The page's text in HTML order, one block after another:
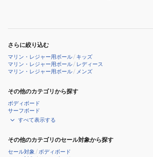
さらに絞り込む
マリン・レジャー用ボール/ キッズ
マリン・レジャー用ボール/ レディース
マリン・レジャー用ボール/ メンズ
その他のカテゴリから探す
ボディボード
サーフボード
すべて表示する
その他のカテゴリのセール対象から探す
セール対象 /ボディボード